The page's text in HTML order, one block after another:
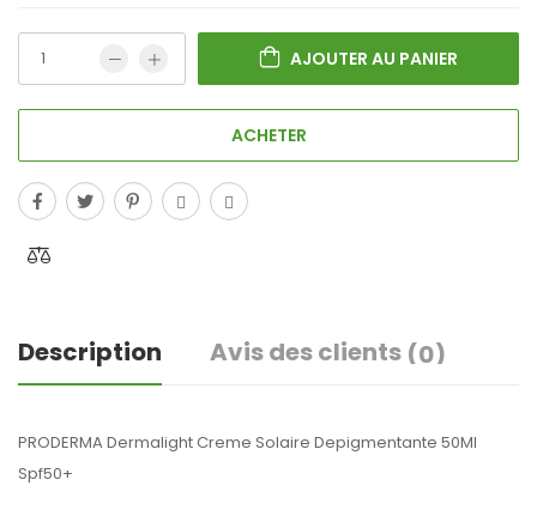
AJOUTER AU PANIER
ACHETER
Description Avis des clients (0)
PRODERMA Dermalight Creme Solaire Depigmentante 50Ml
Spf50+